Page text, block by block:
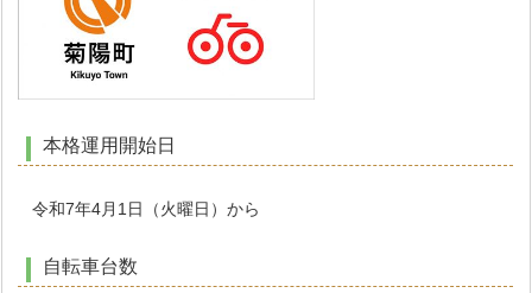
本格運用開始日
令和7年4月1日（火曜日）から
自転車台数